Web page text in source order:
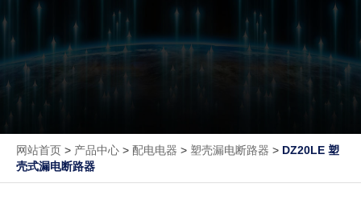
网站首页 > 产品中心 > 配电电器 > 塑壳漏电断路器 > DZ20LE 塑
壳式漏电断路器